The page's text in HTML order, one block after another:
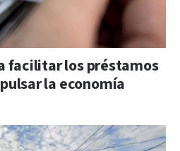
facilitar los préstamos
la economía